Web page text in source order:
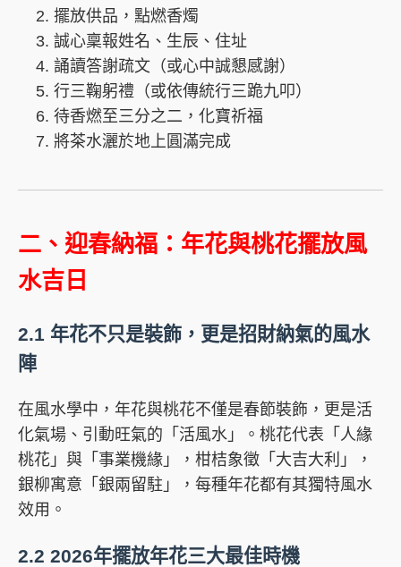
擺放供品，點燃香燭
誠心稟報姓名、生辰、住址
誦讀答謝疏文（或心中誠懇感謝）
行三鞠躬禮（或依傳統行三跪九叩）
待香燃至三分之二，化寶祈福
將茶水灑於地上圓滿完成
二、迎春納福：年花與桃花擺放風
水吉日
2.1 年花不只是裝飾，更是招財納氣的風水
陣
在風水學中，年花與桃花不僅是春節裝飾，更是活
化氣場、引動旺氣的「活風水」。桃花代表「人緣
桃花」與「事業機緣」，柑桔象徵「大吉大利」，
銀柳寓意「銀兩留駐」，每種年花都有其獨特風水
效用。
2.2 2026年擺放年花三大最佳時機